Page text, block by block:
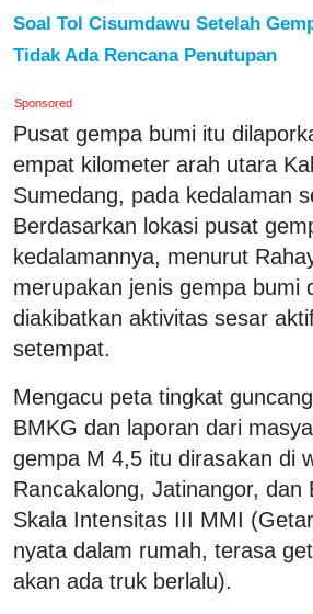
Soal Tol Cisumdawu Setelah
Tidak Ada Rencana Penutupan
Sponsored
Pusat gempa bumi itu
empat kilometer arah utara
Sumedang, pada kedalaman
Berdasarkan lokasi pusat
kedalamannya, menurut
merupakan jenis gempa bumi
diakibatkan aktivitas sesar
setempat.
Mengacu peta tingkat
BMKG dan laporan dari
gempa M 4,5 itu dirasakan di
Rancakalong, Jatinangor, dan
Skala Intensitas III MMI
nyata dalam rumah, terasa
akan ada truk berlalu).